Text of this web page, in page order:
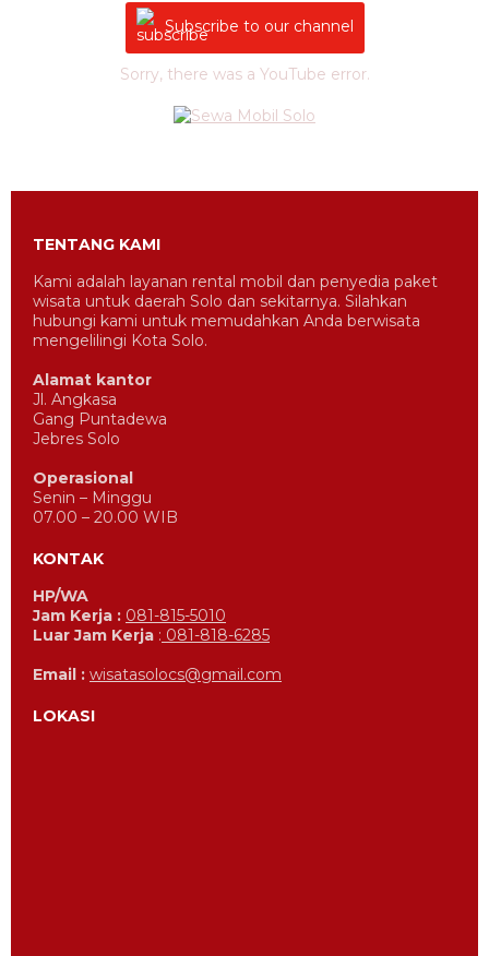
Subscribe to our channel
Sorry, there was a YouTube error.
TENTANG KAMI
Kami adalah layanan rental mobil dan penyedia paket
wisata untuk daerah Solo dan sekitarnya. Silahkan
hubungi kami untuk memudahkan Anda berwisata
mengelilingi Kota Solo.
Alamat kantor
Jl. Angkasa
Gang Puntadewa
Jebres Solo
Operasional
Senin – Minggu
07.00 – 20.00 WIB
KONTAK
HP/WA
Jam Kerja : 081-815-5010
Luar Jam Kerja : 081-818-6285
Email : wisatasolocs@gmail.com
LOKASI